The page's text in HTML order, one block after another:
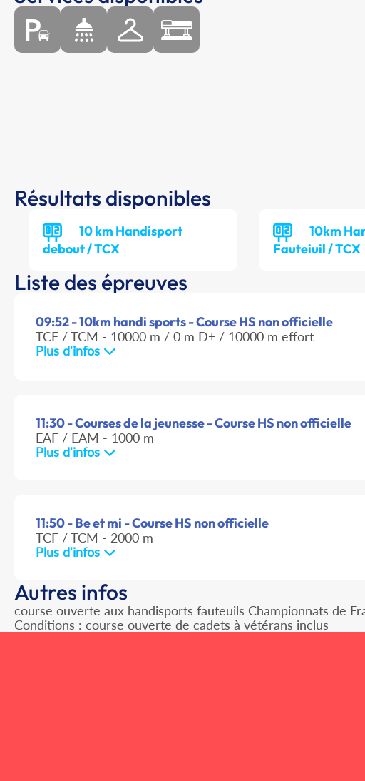
Résultats disponibles
10 km Handisport
debout / TCX
10km
Fauteiuil / TCX
Liste des épreuves
09:52 - 10km handi sports - Course HS non officielle
TCF / TCM - 10000 m / 0 m D+ / 10000 m effort
Plus d'infos
11:30 - Courses de la jeunesse - Course HS non officielle
EAF / EAM - 1000 m
Plus d'infos
11:50 - Be et mi - Course HS non officielle
TCF / TCM - 2000 m
Plus d'infos
Autres infos
course ouverte aux handisports fauteuils Championnats de
Conditions : course ouverte de cadets à vétérans inclus